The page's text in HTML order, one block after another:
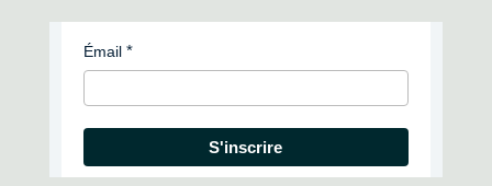
Émail
S'inscrire